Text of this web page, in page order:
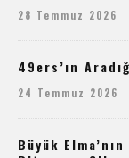
28 Temmuz 2026
49ers’ın
24 Temmuz 2026
Büyük